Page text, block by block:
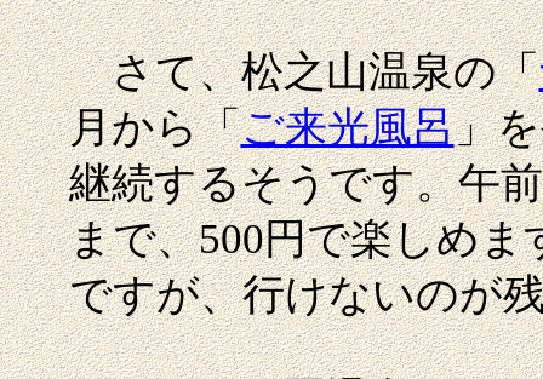
さて、松之山温泉の「
月から「ご来光風呂」
継続するそうです。午
まで、500円で楽しめ
ですが、行けないのが